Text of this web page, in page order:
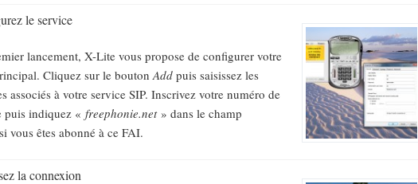
le service
lancement, X-Lite vous propose de configurer votre
Cliquez sur le boutonAdd puis saisissez les
associés à votre service SIP. Inscrivez votre numéro de
puis indiquez «freephonie.net» dans le champ
vous êtes abonné à ce FAI.
la connexion